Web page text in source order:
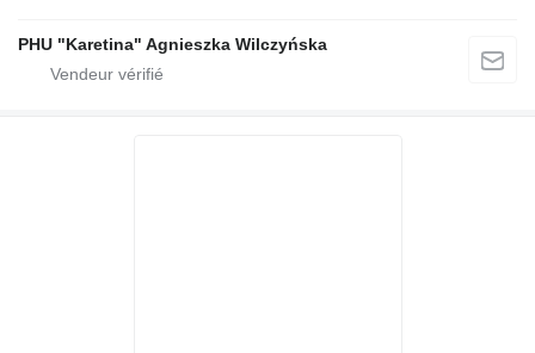
PHU "Karetina" Agnieszka Wilczyńska